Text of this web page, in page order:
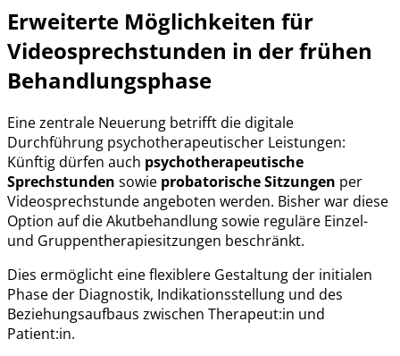
Erweiterte Möglichkeiten für
Videosprechstunden in der frühen
Behandlungsphase
Eine zentrale Neuerung betrifft die digitale
Durchführung psychotherapeutischer Leistungen:
Künftig dürfen auch psychotherapeutische
Sprechstunden sowie probatorische Sitzungen per
Videosprechstunde angeboten werden. Bisher war diese
Option auf die Akutbehandlung sowie reguläre Einzel-
und Gruppentherapiesitzungen beschränkt.
Dies ermöglicht eine flexiblere Gestaltung der initialen
Phase der Diagnostik, Indikationsstellung und des
Beziehungsaufbaus zwischen Therapeut:in und
Patient:in.